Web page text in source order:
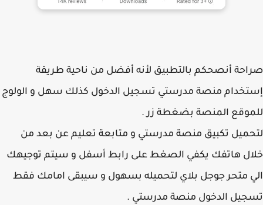
أنصحكم بالتطبيق لأنه أفضل من ناحية طريقة
منصة مدرستي تسجيل الدخول كذلك سهل و الولوج
المنصة بضغطة زر .
تكبيق منصة مدرستي و متابعة تعليم عن بعد من
هاتفك يكفي الصغط على رابط أسفل و سيتم توجيهك
متحر جوجل بلاي لتحميله بسهول و سيبقى امامك فقط
الدخول منصة مدرستي .